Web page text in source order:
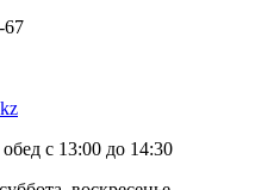
67
с 13:00 до 14:30